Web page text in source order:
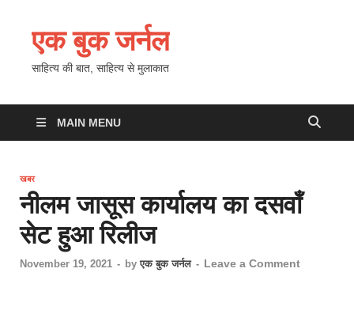
एक बुक जर्नल
साहित्य की बात, साहित्य से मुलाकात
MAIN MENU
खबर
नीलम जासूस कार्यालय का दसवाँ
सेट हुआ रिलीज
November 19, 2021 - by एक बुक जर्नल - Leave a Comment